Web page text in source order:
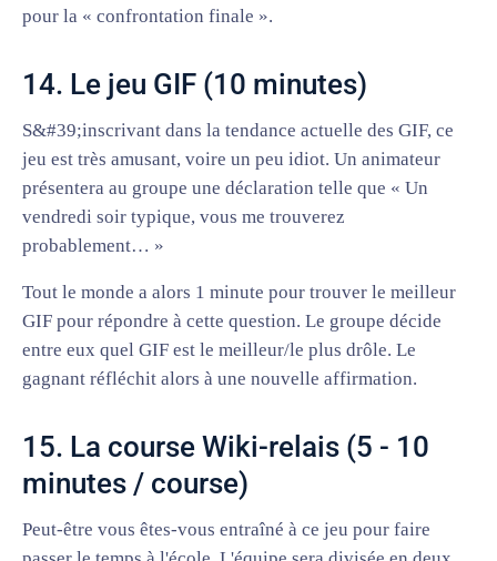
pour la « confrontation finale ».
14. Le jeu GIF (10 minutes)
S&#39;inscrivant dans la tendance actuelle des GIF, ce
jeu est très amusant, voire un peu idiot. Un animateur
présentera au groupe une déclaration telle que « Un
vendredi soir typique, vous me trouverez
probablement… »
Tout le monde a alors 1 minute pour trouver le meilleur
GIF pour répondre à cette question. Le groupe décide
entre eux quel GIF est le meilleur/le plus drôle. Le
gagnant réfléchit alors à une nouvelle affirmation.
15. La course Wiki-relais (5 - 10
minutes / course)
Peut-être vous êtes-vous entraîné à ce jeu pour faire